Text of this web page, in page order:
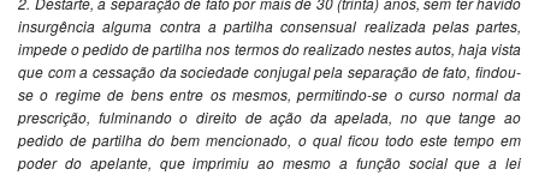
insurgência alguma contra a partilha consensual realizada pelas partes,
impede o pedido de partilha nos termos do realizado nestes autos, haja vista
que com a cessação da sociedade conjugal pela separação de fato, findou-
se o regime de bens entre os mesmos, permitindo-se o curso normal da
prescrição, fulminando o direito de ação da apelada, no que tange ao
pedido de partilha do bem mencionado, o qual ficou todo este tempo em
poder do apelante, que imprimiu ao mesmo a função social que a lei